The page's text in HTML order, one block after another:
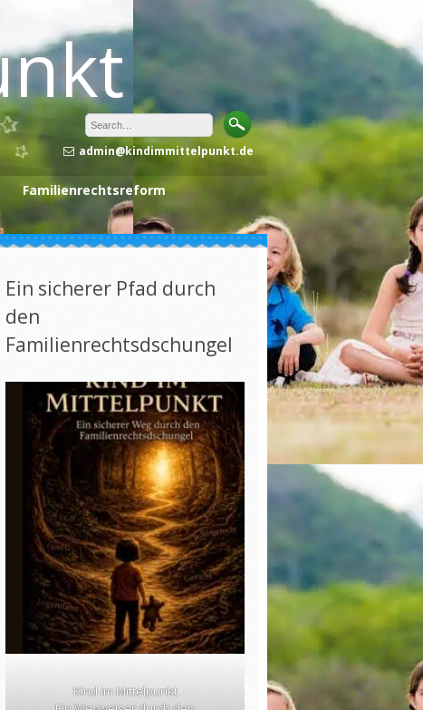
admin@kindimmittelpunkt.de
Familienrechtsreform
Ein sicherer Pfad durch
den
Familienrechtsdschungel
Kind im Mittelpunkt